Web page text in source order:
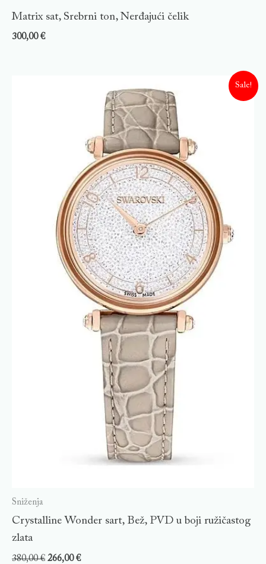
Matrix sat, Srebrni ton, Nerđajući čelik
300,00€
Sale!
Sniženja
Crystalline Wonder sart, Bež, PVD u boji ružičastog
zlata
380,00€ 266,00€